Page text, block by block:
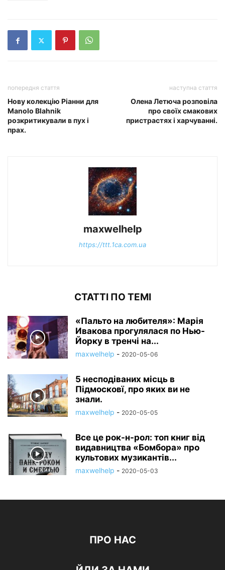
попередня стаття
Нову колекцію Ріанни для
Manolo Blahnik
розкритикували в пух і
прах.
наступна стаття
Олена Летюча розповіла
про своїх смакових
пристрастях і харчуванні.
maxwelhelp
https://ttt.1ca.com.ua
СТАТТІ ПО ТЕМІ
«Пальто на любителя»: Марія
Ивакова прогулялася по Нью-
Йорку в тренчі на...
maxwelhelp - 2020-05-06
5 несподіваних місць в
Підмосковї, про яких ви не
знали.
maxwelhelp - 2020-05-05
Все це рок-н-рол: топ книг від
видавництва «Бомбора» про
культових музикантів...
maxwelhelp - 2020-05-03
ПРО НАС